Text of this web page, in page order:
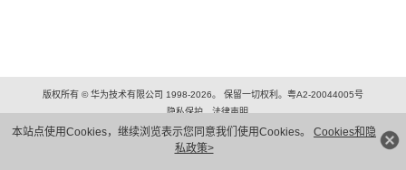
本站点使用Cookies，继续浏览表示您同意我们使用Cookies。 Cookies和隐
私政策>
版权所有 © 华为技术有限公司 1998-2026。 保留一切权利。粤A2-20044005号
隐私保护
法律声明